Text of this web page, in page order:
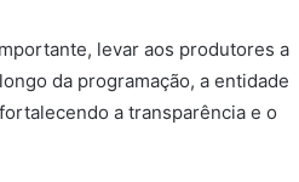
levar aos produtores a
da programação, a entidade
a transparência e o